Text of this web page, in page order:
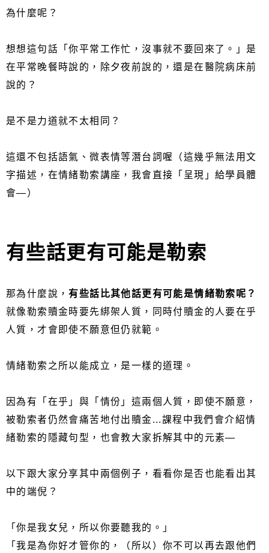
為什麼呢？
想想這句話「你平常工作忙，沒事就不要回來了。」是
在平常晚餐時說的，除夕夜前說的，還是在醫院病床前
說的？
是不是力道就不太相同？
這還不包括語氣、微表情等潛台詞喔（這幾乎無法用文
字描述，在情緒勒索講座，我會直接「呈現」給學員體
會—）
有些話更有可能是勒索
那為什麼說，有些話比其他話更有可能是情緒勒索呢？
就像勒索贖金時要先綁架人質，同時付贖金的人要在乎
人質，才會即使不願意但仍就範。
情緒勒索之所以能成立，是一樣的道理。
因為有「在乎」與「情份」這兩個人質，即使不願意，
被勒索者仍然會痛苦地付出贖金...課程中我們會介紹情
緒勒索的隱藏句型，也會教大家拆解其中的元素—
以下跟大家分享其中兩個例子，看看你是否也能看出其
中的端倪？
「你是我女兒，所以你要聽我的。」
「我是為你好才管你的，（所以）你不可以再去跟他們